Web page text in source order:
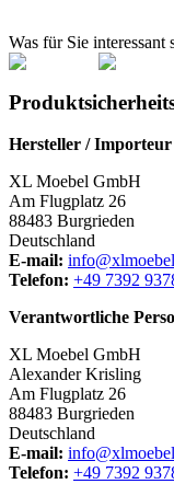
Was für Sie interessant
Hersteller / Importeur
XL Moebel GmbH
Am Flugplatz 26
88483 Burgrieden
Deutschland
E-mail:
Telefon: +49 7392
Verantwortliche
XL Moebel GmbH
Alexander Krisling
Am Flugplatz 26
88483 Burgrieden
Deutschland
E-mail:
Telefon: +49 7392